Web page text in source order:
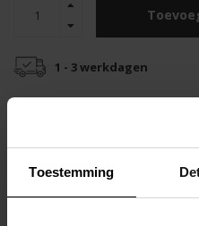
Toestemming
1 - 3 werkdagen
Top klantenservice
Productomschrijving